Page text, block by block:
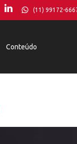
(11) 99172-
Conteúdo